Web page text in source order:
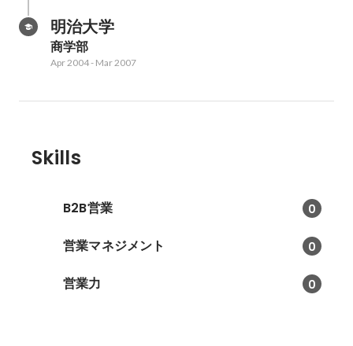
明治大学
商学部
Apr 2004- Mar 2007
Skills
B2B営業 0
営業マネジメント 0
営業力 0